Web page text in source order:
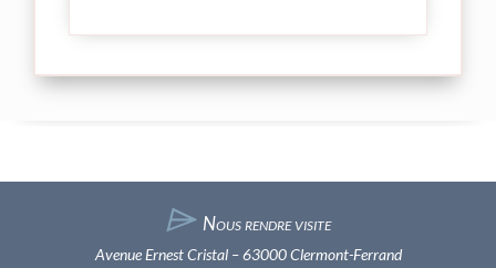
⌲ Nous rendre visite
Avenue Ernest Cristal – 63000 Clermont-Ferrand